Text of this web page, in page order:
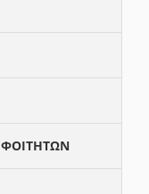
ΦΟΙΤΗΤΩΝ